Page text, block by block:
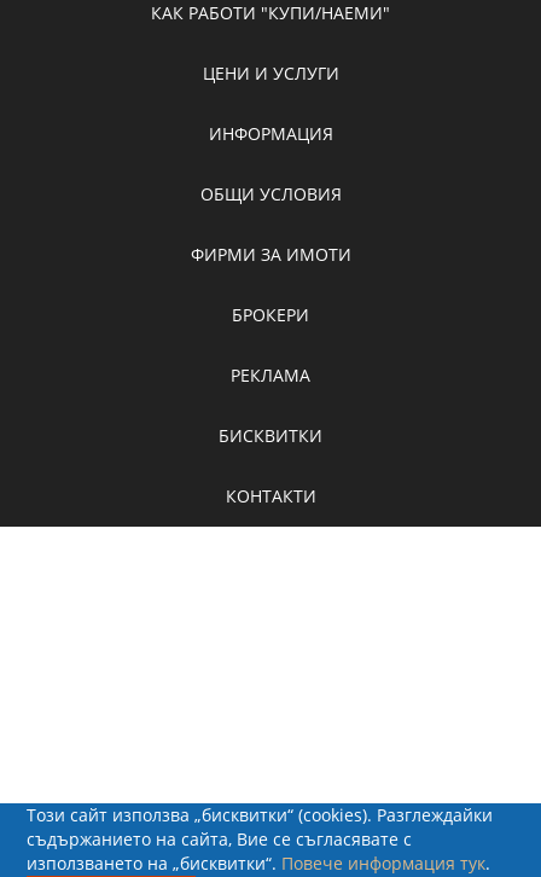
КАК РАБОТИ "КУПИ/НАЕМИ"
ЦЕНИ И УСЛУГИ
ИНФОРМАЦИЯ
ОБЩИ УСЛОВИЯ
ФИРМИ ЗА ИМОТИ
БРОКЕРИ
РЕКЛАМА
БИСКВИТКИ
КОНТАКТИ
Този сайт използва „бисквитки“ (cookies). Разглеждайки
съдържанието на сайта, Вие се съгласявате с
използването на „бисквитки“. Повече информация тук.